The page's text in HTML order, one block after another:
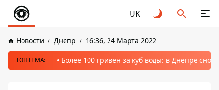
UK
Новости Днепр 16:36, 24 Марта 2022
ТОПТЕМА: Более 100 гривен за куб воды: в Днепре